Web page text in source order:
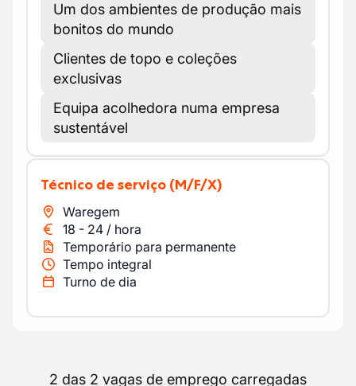
Um dos ambientes de produção mais
bonitos do mundo
Clientes de topo e coleções
exclusivas
Equipa acolhedora numa empresa
sustentável
Técnico de serviço (M/F/X)
Waregem
18 - 24 / hora
Temporário para permanente
Tempo integral
Turno de dia
2 das 2 vagas de emprego carregadas